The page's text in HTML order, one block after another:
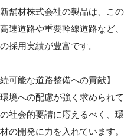
舗材株式会社の製品は、この
速道路や重要幹線道路など、
採用実績が豊富です。
可能な道路整備への貢献】
境への配慮が強く求められて
社会的要請に応えるべく、環
の開発に力を入れています。